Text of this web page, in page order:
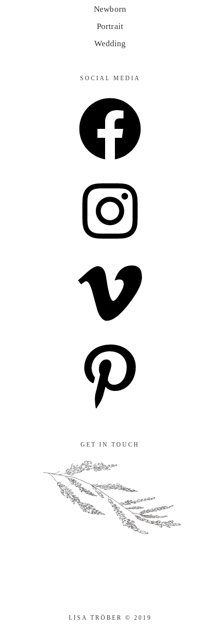
Newborn
Portrait
Wedding
SOCIAL MEDIA
GET IN TOUCH
LISA TRÖBER © 2019